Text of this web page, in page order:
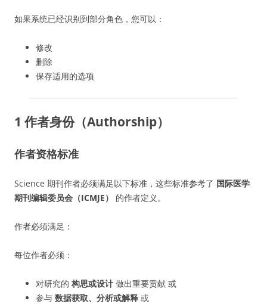
如果系统已经识别到部分角色，您可以：
修改
删除
保存适用的选项
1 作者身份（Authorship）
作者资格标准
Science 期刊作者必须满足以下标准，这些标准参考了 国际医学
期刊编辑委员会（ICMJE）
的作者定义。
作者必须满足：
每位作者必须：
对研究的 构思或设计 做出重要贡献 或
参与 数据获取、分析或解释 或